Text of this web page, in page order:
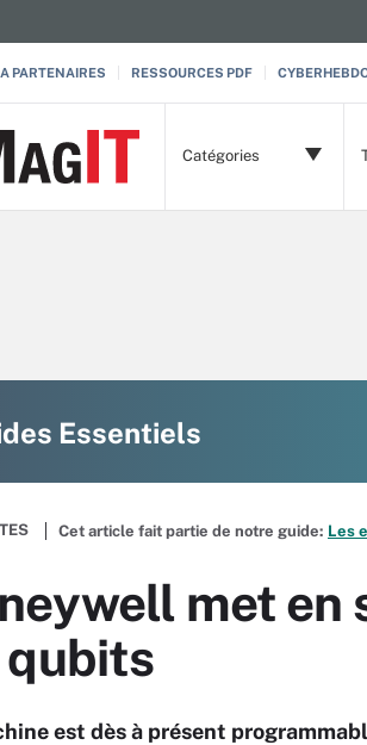
PARTENAIRES RESSOURCES PDF
Catégories
Essentiels
Cet article fait partie de notre guide: Les
met en
est dès à présent